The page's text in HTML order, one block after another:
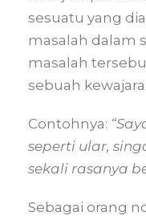
sesuatu yang
masalah dalam
masalah
sebuah
Contohnya:
seperti ular,
sekali rasanya
Sebagai orang